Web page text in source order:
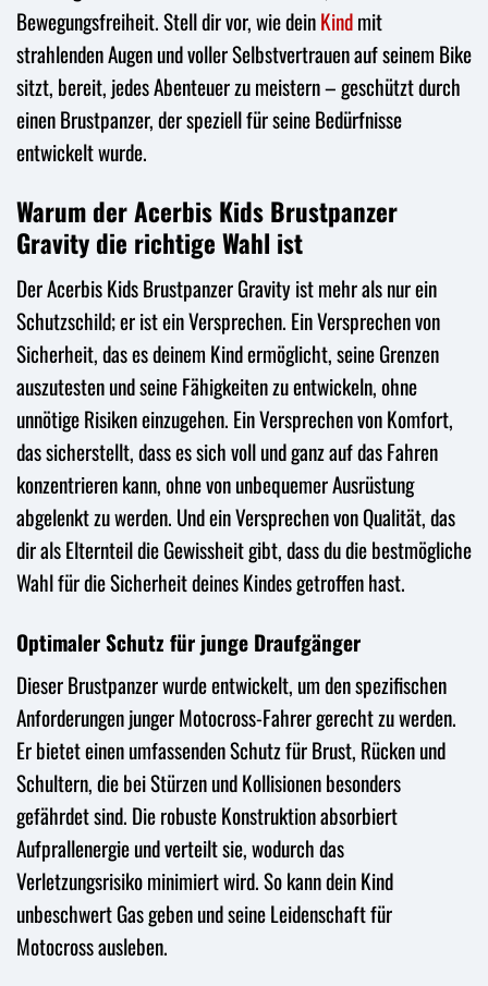
Bewegungsfreiheit. Stell dir vor, wie deinKindmit
strahlenden Augen und voller Selbstvertrauen auf seinem Bike
sitzt, bereit, jedes Abenteuer zu meistern – geschützt durch
einen Brustpanzer, der speziell für seine Bedürfnisse
entwickelt wurde.
Warum der Acerbis Kids Brustpanzer
Gravity die richtige Wahl ist
Der Acerbis Kids Brustpanzer Gravity ist mehr als nur ein
Schutzschild; er ist ein Versprechen. Ein Versprechen von
Sicherheit, das es deinem Kind ermöglicht, seine Grenzen
auszutesten und seine Fähigkeiten zu entwickeln, ohne
unnötige Risiken einzugehen. Ein Versprechen von Komfort,
das sicherstellt, dass es sich voll und ganz auf das Fahren
konzentrieren kann, ohne von unbequemer Ausrüstung
abgelenkt zu werden. Und ein Versprechen von Qualität, das
dir als Elternteil die Gewissheit gibt, dass du die bestmögliche
Wahl für die Sicherheit deines Kindes getroffen hast.
Optimaler Schutz für junge Draufgänger
Dieser Brustpanzer wurde entwickelt, um den spezifischen
Anforderungen junger Motocross-Fahrer gerecht zu werden.
Er bietet einen umfassenden Schutz für Brust, Rücken und
Schultern, die bei Stürzen und Kollisionen besonders
gefährdet sind. Die robuste Konstruktion absorbiert
Aufprallenergie und verteilt sie, wodurch das
Verletzungsrisiko minimiert wird. So kann dein Kind
unbeschwert Gas geben und seine Leidenschaft für
Motocross ausleben.